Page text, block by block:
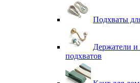
Подхваты
Держатели
подхватов